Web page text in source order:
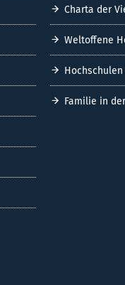
Charta der
Weltoffene
Familie in